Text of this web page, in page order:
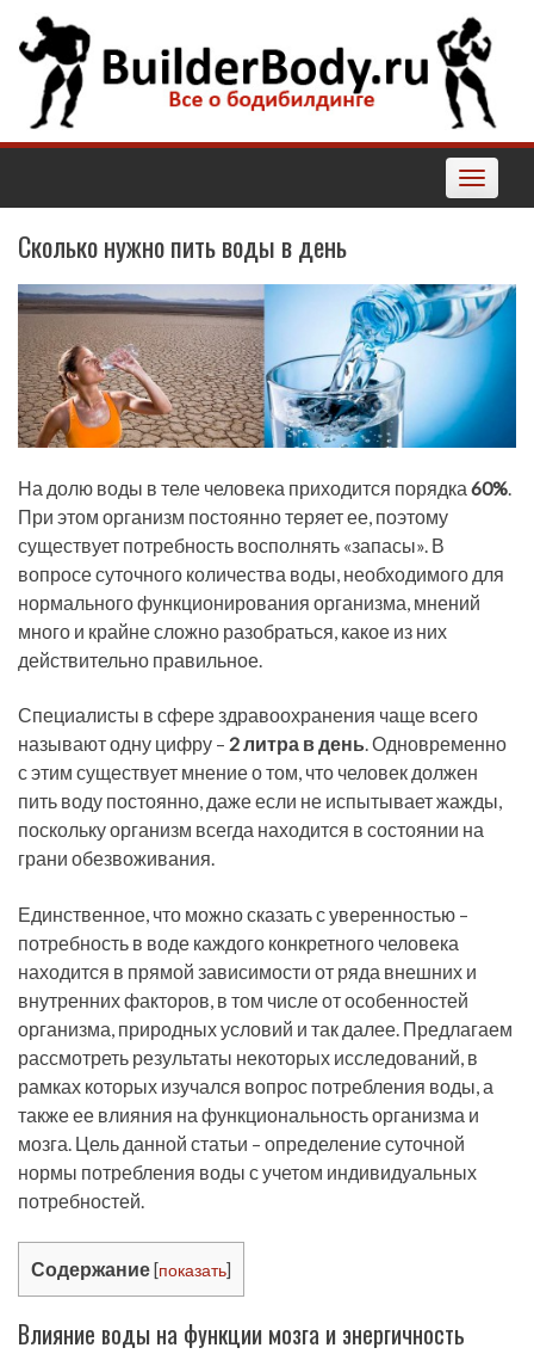
Наверх
Toggle
Сколько нужно пить воды в день
На долю воды в теле человека приходится порядка 60%.
При этом организм постоянно теряет ее, поэтому
существует потребность восполнять «запасы». В
вопросе суточного количества воды, необходимого для
нормального функционирования организма, мнений
много и крайне сложно разобраться, какое из них
действительно правильное.
Специалисты в сфере здравоохранения чаще всего
называют одну цифру – 2 литра в день. Одновременно
с этим существует мнение о том, что человек должен
пить воду постоянно, даже если не испытывает жажды,
поскольку организм всегда находится в состоянии на
грани обезвоживания.
Единственное, что можно сказать с уверенностью –
потребность в воде каждого конкретного человека
находится в прямой зависимости от ряда внешних и
внутренних факторов, в том числе от особенностей
организма, природных условий и так далее. Предлагаем
рассмотреть результаты некоторых исследований, в
рамках которых изучался вопрос потребления воды, а
также ее влияния на функциональность организма и
мозга. Цель данной статьи – определение суточной
нормы потребления воды с учетом индивидуальных
потребностей.
Содержание [показать]
Влияние воды на функции мозга и энергичность